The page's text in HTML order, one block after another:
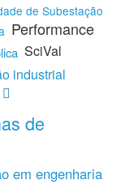
de Subestação
industrial
de
em engenharia
Performance
SciVal